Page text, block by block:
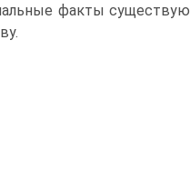
факты